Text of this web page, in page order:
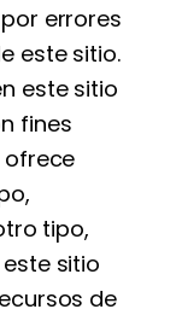
errores
este sitio.
este sitio
fines
ofrece
tipo,
sitio
de